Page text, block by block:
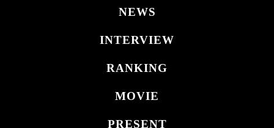
NEWS
INTERVIEW
RANKING
MOVIE
PRESENT